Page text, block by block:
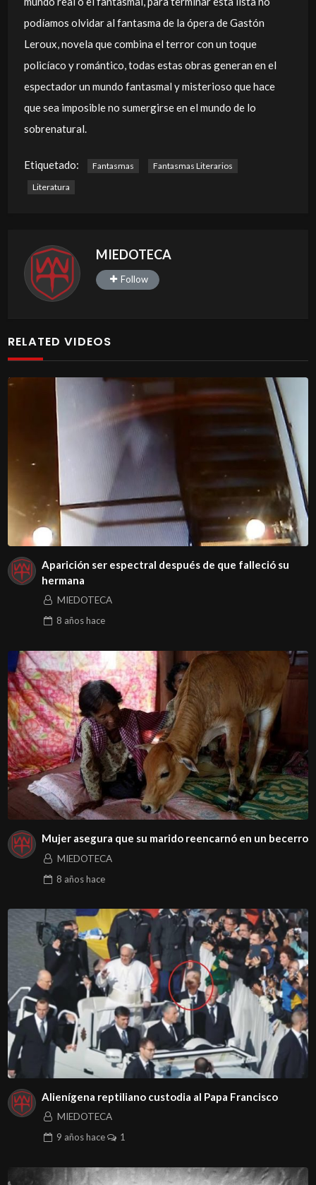
podíamos olvidar al fantasma de la ópera de Gastón
Leroux, novela que combina el terror con un toque
policíaco y romántico, todas estas obras generan en el
espectador un mundo fantasmal y misterioso que hace
que sea imposible no sumergirse en el mundo de lo
sobrenatural.
Etiquetado: Fantasmas
Fantasmas Literarios
Literatura
MIEDOTECA
Follow
RELATED VIDEOS
Aparición ser espectral después de que falleció su
hermana
MIEDOTECA
8 añoshace
Mujer asegura que su marido reencarnó en un becerro
MIEDOTECA
8 añoshace
Alienígena reptiliano custodia al Papa Francisco
MIEDOTECA
9 añoshace 1